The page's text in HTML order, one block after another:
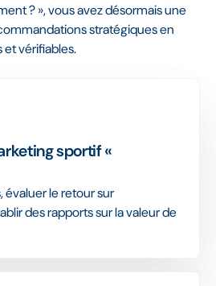
? », vous avez désormais une
stratégiques en
vérifiables.
sportif «
évaluer le retour sur
des rapports sur la valeur de